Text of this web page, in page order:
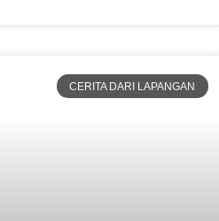
CERITA DARI LAPANGAN